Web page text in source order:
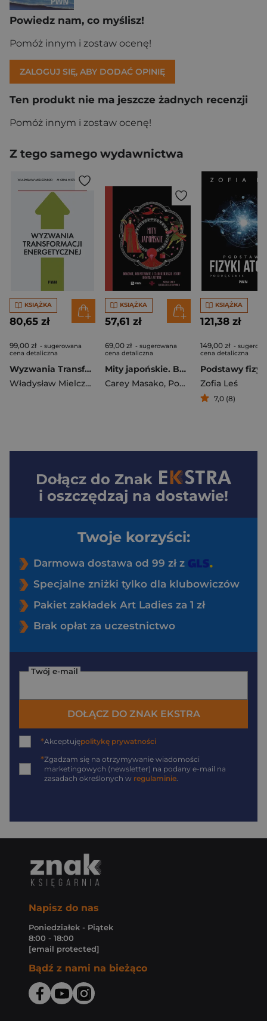
Powiedz nam, co myślisz!
Pomóż innym i zostaw ocenę!
ZALOGUJ SIĘ, ABY DODAĆ OPINIĘ
Ten produkt nie ma jeszcze żadnych recenzji
Pomóż innym i zostaw ocenę!
Z tego samego wydawnictwa
KSIĄŻKA
80,65 zł
99,00 zł - sugerowana
cena detaliczna
Wyzwania Transformacji Energetycznej
Władysław Mielczarski
,Michał Wierzbowski
KSIĄŻKA
57,61 zł
69,00 zł - sugerowana
cena detaliczna
Mity japońskie. Bogowie, bohaterowie i czarodziejskie istoty dawnej Japonii
Carey Masako, Ponder Katie
KSIĄŻKA
121,38 zł
149,00 zł -
cena detaliczna
Zofia Leś
7,0 (8)
Dołącz do Znak
i oszczędzaj na dostawie!
Twoje korzyści:
Darmowa dostawa od 99 zł z
Specjalne zniżki tylko dla klubowiczów
Pakiet zakładek Art Ladies za 1 zł
Brak opłat za uczestnictwo
Twój e-mail
DOŁĄCZ DO ZNAK EKSTRA
*Akceptujępolitykę prywatności
*Zgadzam się na otrzymywanie wiadomości
marketingowych (newsletter) na podany e-mail na
zasadach określonych w regulaminie
Napisz do nas
Poniedziałek - Piątek
8:00 - 18:00
[email protected]
Bądź z nami na bieżąco